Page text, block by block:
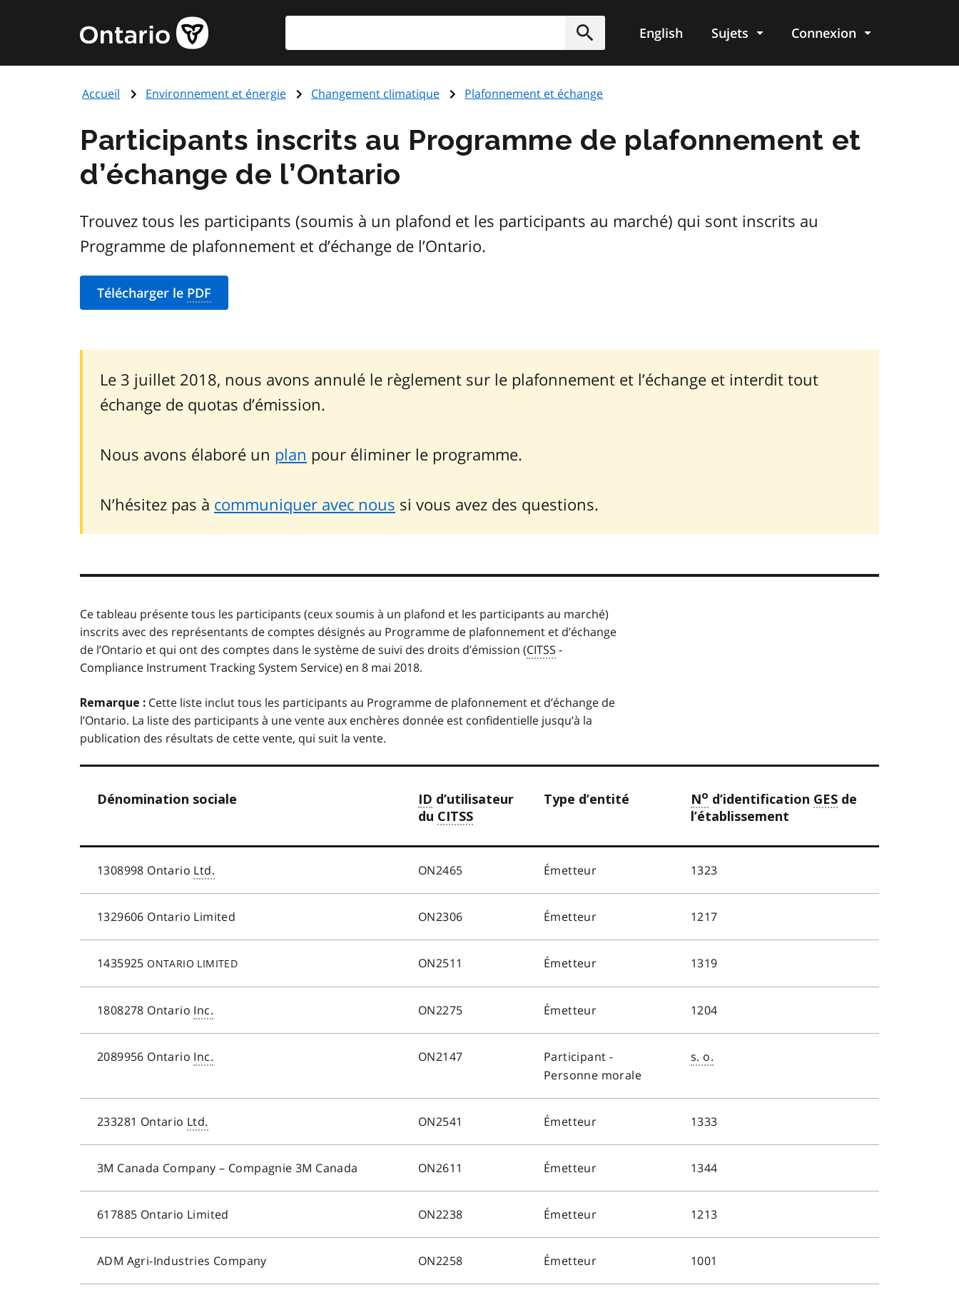
principal
Page
d'accueil
de
Soumettre
English Sujets Connexion
Accueil Environnement et énergie Changement climatique Plafonnement et échange
Participants inscrits au Programme de plafonnement et
d’échange de l’Ontario
Trouvez tous les participants (soumis à un plafond et les participants au marché) qui sont inscrits au
Programme de plafonnement et d’échange de l’Ontario.
Télécharger le PDF
Le 3 juillet 2018, nous avons annulé le règlement sur le plafonnement et l’échange et interdit tout
échange de quotas d’émission.
Nous avons élaboré un plan pour éliminer le programme.
N’hésitez pas à communiquer avec nous si vous avez des questions.
Ce tableau présente tous les participants (ceux soumis à un plafond et les participants au marché)
inscrits avec des représentants de comptes désignés au Programme de plafonnement et d’échange
de l’Ontario et qui ont des comptes dans le système de suivi des droits d’émission (CITSS -
Compliance Instrument Tracking System Service) en 8 mai 2018.
Remarque : Cette liste inclut tous les participants au Programme de plafonnement et d’échange de
l’Ontario. La liste des participants à une vente aux enchères donnée est confidentielle jusqu’à la
publication des résultats de cette vente, qui suit la vente.
Dénomination sociale ID d’utilisateur
du CITSS
Type d’entité No d’identification GES de
l’établissement
1308998 Ontario Ltd. ON2465 Émetteur 1323
1329606 Ontario Limited ON2306 Émetteur 1217
1435925ONTARIO LIMITED ON2511 Émetteur 1319
1808278 Ontario Inc. ON2275 Émetteur 1204
2089956 Ontario Inc. ON2147
Participant -
Personne morale
s. o.
233281 Ontario Ltd. ON2541 Émetteur 1333
3M Canada Company – Compagnie 3M Canada ON2611 Émetteur 1344
617885 Ontario Limited ON2238 Émetteur 1213
ADM Agri-Industries Company ON2258 Émetteur 1001